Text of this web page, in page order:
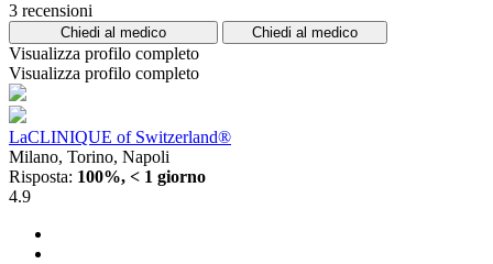
3 recensioni
Chiedi al medico Chiedi al medico
Visualizza profilo completo
Visualizza profilo completo
LaCLINIQUE of Switzerland®
Milano, Torino, Napoli
Risposta: 100%, < 1 giorno
4.9